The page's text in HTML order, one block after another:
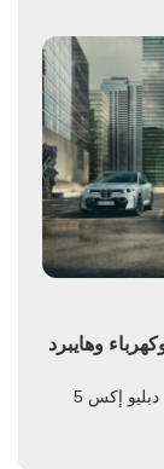
وكهرباء وهايبرد
كشفت بي إم دبليو عن الجيل الخامس من بي إم دبليو إكس 5